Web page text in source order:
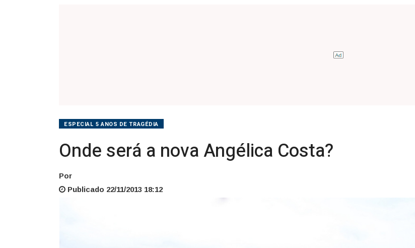
ESPECIAL 5 ANOS DE TRAGÉDIA
Onde será a nova Angélica Costa?
Por
Publicado 22/11/2013 18:12